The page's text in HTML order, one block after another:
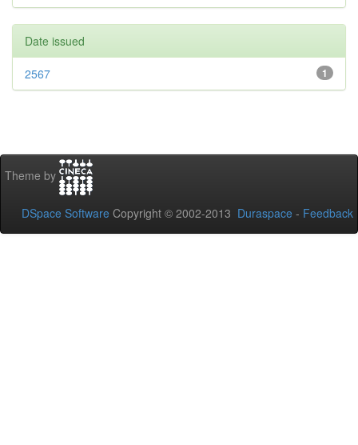
Date issued
1
2567
Theme by
DSpace Software Copyright © 2002-2013 Duraspace - Feedback